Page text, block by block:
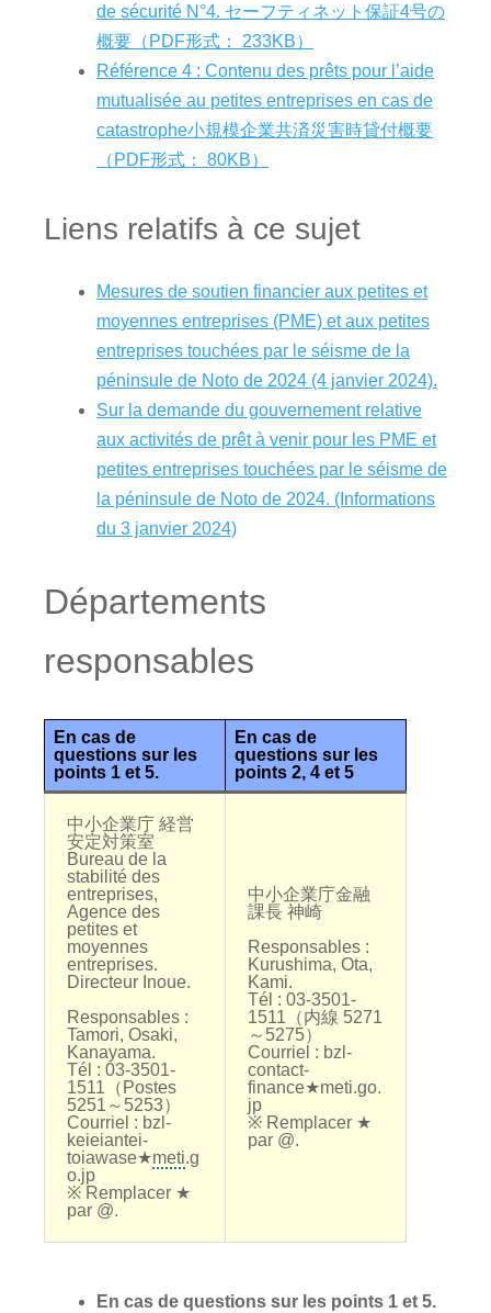
de sécurité N°4. セーフティネット保証4号の
概要（PDF形式： 233KB）
Référence 4 : Contenu des prêts pour l’aide
mutualisée au petites entreprises en cas de
catastrophe小規模企業共済災害時貸付概要
（PDF形式： 80KB）
Liens relatifs à ce sujet
Mesures de soutien financier aux petites et
moyennes entreprises (PME) et aux petites
entreprises touchées par le séisme de la
péninsule de Noto de 2024 (4 janvier 2024).
Sur la demande du gouvernement relative
aux activités de prêt à venir pour les PME et
petites entreprises touchées par le séisme de
la péninsule de Noto de 2024. (Informations
du 3 janvier 2024)
Départements
responsables
En cas de
questions sur les
points 1 et 5.
En cas de
questions sur les
points 2, 4 et 5
中小企業庁 経営
安定対策室
Bureau de la
stabilité des
entreprises,
Agence des
petites et
moyennes
entreprises.
Directeur Inoue.
Responsables :
Tamori, Osaki,
Kanayama.
Tél : 03-3501-
1511（Postes
5251～5253）
Courriel : bzl-
keieiantei-
toiawase★meti.g
o.jp
※ Remplacer ★
par @.
中小企業庁金融
課長 神崎
Responsables :
Kurushima, Ota,
Kami.
Tél : 03-3501-
1511（内線 5271
～5275）
Courriel : bzl-
contact-
finance★meti.go.
jp
※ Remplacer ★
par @.
En cas de questions sur les points 1 et 5.